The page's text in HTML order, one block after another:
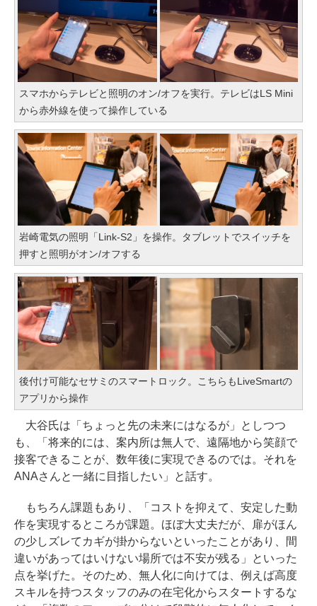
スマホからテレビと照明のオン/オフを実行。テレビはLS Mini
から赤外線を使って操作している
岩崎電気の照明「Link-S2」を操作。タブレットでスイッチを
押すと照明がオン/オフする
後付け可能なセサミのスマートロック。こちらもLiveSmartの
アプリから操作
大谷氏は「ちょっと先の未来にはなるが」としつつ
も、「将来的には、案内所は無人で、遠隔地から笑顔で
接客できることが、数年後に実現できるのでは。それを
ANAさんと一緒に目指したい」と話す。
もちろん課題もあり、「コストを抑えて、安定した動
作を実現するところが課題。ほぼ大丈夫だが、扉がほん
の少しズレてカギが掛からないといったことがあり、間
違いがあってはいけない場所では不安が残る」といった
点を挙げた。そのため、無人化に向けては、例えば高度
スキルを持つスタッフのみの在宅化からスタートするな